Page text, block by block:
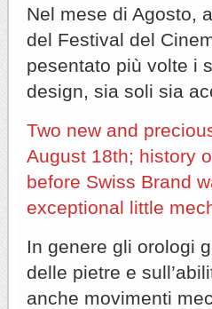
Nel mese di Agosto,
del Festival del
pesentato più volte i
design, sia soli sia
Two new and
August 18th; history
before Swiss Brand
exceptional little
In genere gli orologi
delle pietre e
anche movimenti